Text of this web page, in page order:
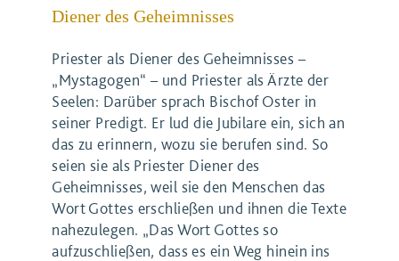
Diener des Geheimnisses
Priester als Diener des Geheimnisses –
„Mystagogen“ – und Priester als Ärzte der
Seelen: Darüber sprach Bischof Oster in
seiner Predigt. Er lud die Jubilare ein, sich an
das zu erinnern, wozu sie berufen sind. So
seien sie als Priester Diener des
Geheimnisses, weil sie den Menschen das
Wort Gottes erschließen und ihnen die Texte
nahezulegen. „Das Wort Gottes so
aufzuschließen, dass es ein Weg hinein ins